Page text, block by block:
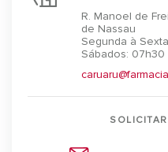
R. Manoel de
de Nassau
Segunda à
Sábados: 07h30